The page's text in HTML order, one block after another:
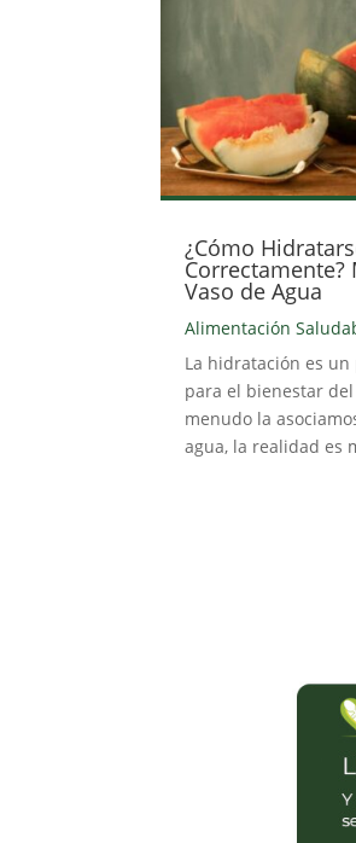
¿Cómo
Correctamente?
Vaso de Agua
Alimentación
La hidratación es
para el bienestar
menudo la
agua, la realidad es